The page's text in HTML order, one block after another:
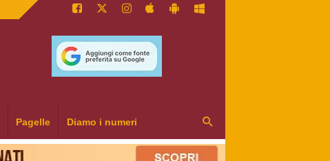
Pagelle Diamo i numeri